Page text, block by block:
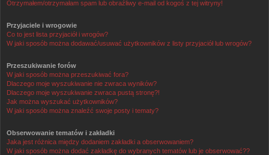
Otrzymałem/otrzymałam spam lub obraźliwy e-mail od kogoś z tej witryny!
Przyjaciele i wrogowie
Co to jest lista przyjaciół i wrogów?
W jaki sposób można dodawać/usuwać użytkowników z listy przyjaciół lub wrogów?
Przeszukiwanie forów
W jaki sposób można przeszukiwać fora?
Dlaczego moje wyszukiwanie nie zwraca wyników?
Dlaczego moje wyszukiwanie zwraca pustą stronę?!
Jak można wyszukać użytkowników?
W jaki sposób można znaleźć swoje posty i tematy?
Obserwowanie tematów i zakładki
Jaka jest różnica między dodaniem zakładki a obserwowaniem?
W jaki sposób można dodać zakładkę do wybranych tematów lub je obserwować??